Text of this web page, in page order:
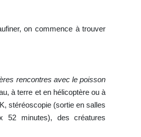
on commence à trouver
rencontres avec le poisson
à terre et en hélicoptère ou à
stéréoscopie (sortie en salles
52 minutes), des créatures